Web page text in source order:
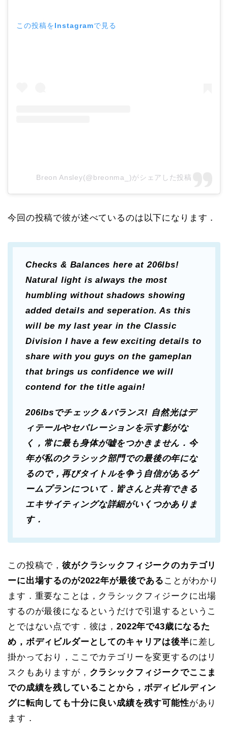
この投稿をInstagramで見る
Breon Ansley(@breonma_)がシェアした投稿
今回の投稿で彼が述べているのは以下になります．
Checks & Balances here at 206lbs!
Natural light is always the most
humbling without shadows showing
added details and seperation. As this
will be my last year in the Classic
Division I have a few exciting details to
share with you guys on the gameplan
that brings us confidence we will
contend for the title again!
206lbsでチェック＆バランス! 自然光はデ
ィテールやセパレーションを示す影がな
く，常に最も身体が嘘をつかきません．今
年が私のクラシック部門での最後の年にな
るので，再びタイトルを争う自信があるゲ
ームプランについて．皆さんと共有できる
エキサイティングな詳細がいくつかありま
す．
この投稿で，彼がクラシックフィジークのカテゴリ
ーに出場するのが2022年が最後である ことがわかり
ます．重要なことは，クラシックフィジークに出場
するのが最後になるというだけで引退するというこ
とではない点です．彼は，2022年で43歳になるた
め，ボディビルダーとしてのキャリアは後半に差し
掛かっており，ここでカテゴリーを変更するのはリ
スクもありますが， クラシックフィジークでここま
での成績を残していることから，ボディビルディン
グに転向しても十分に良い成績を残す可能性があり
ます．